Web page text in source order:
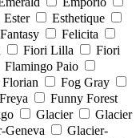
Ester
Esthetique
Fantasy
Felicita
Fiori Lilla
Fiori
Flamingo Paio
Florian
Fog Gray
Freya
Funny Forest
Glacier
Glacier
Geneva
Glacier-